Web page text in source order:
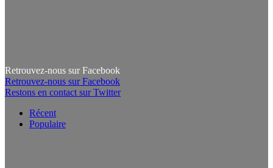
Retrouvez-nous sur Facebook
Retrouvez-nous sur Facebook
Restons en contact sur Twitter
Récent
Populaire